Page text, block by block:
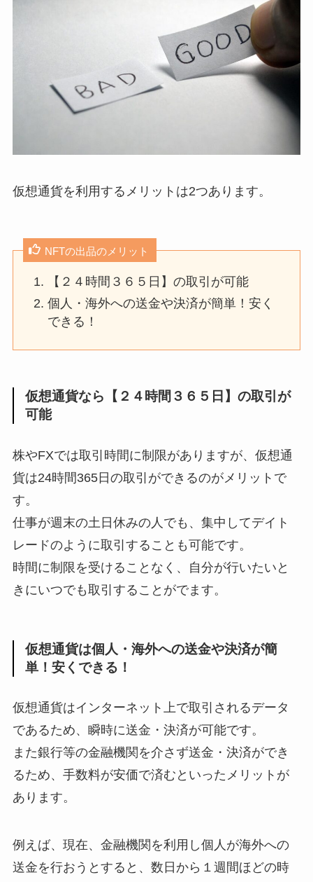
仮想通貨を利用するメリットは2つあります。
NFTの出品のメリット
【２４時間３６５日】の取引が可能
個人・海外への送金や決済が簡単！安く
できる！
仮想通貨なら【２４時間３６５日】の取引が
可能
株やFXでは取引時間に制限がありますが、仮想通
貨は24時間365日の取引ができるのがメリットで
す。
仕事が週末の土日休みの人でも、集中してデイト
レードのように取引することも可能です。
時間に制限を受けることなく、自分が行いたいと
きにいつでも取引することがでます。
仮想通貨は個人・海外への送金や決済が簡
単！安くできる！
仮想通貨はインターネット上で取引されるデータ
であるため、瞬時に送金・決済が可能です。
また銀行等の金融機関を介さず送金・決済ができ
るため、手数料が安価で済むといったメリットが
あります。
例えば、現在、金融機関を利用し個人が海外への
送金を行おうとすると、数日から１週間ほどの時